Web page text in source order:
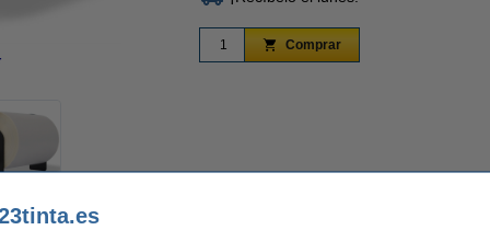
Ampliar
Comprar